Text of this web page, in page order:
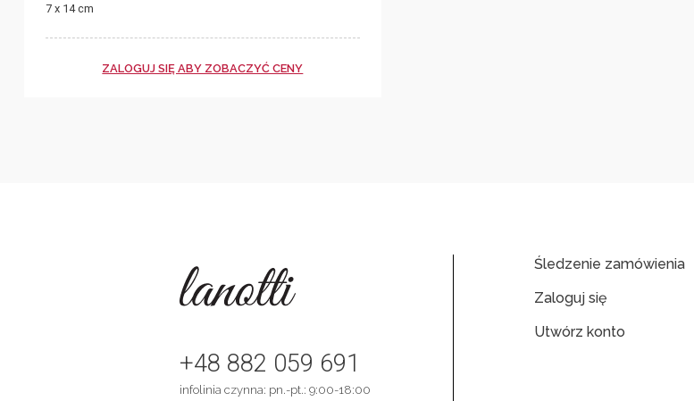
7 x 14 cm
ZALOGUJ SIĘ ABY ZOBACZYĆ CENY
Śledzenie zamówienia
Zaloguj się
Utwórz konto
+48 882 059 691
infolinia czynna: pn.-pt.: 9:00-18:00